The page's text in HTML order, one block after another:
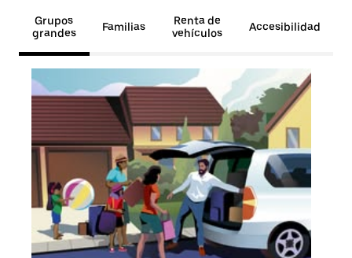
Grupos
grandes
Familias
Renta de
vehículos
Accesibilidad